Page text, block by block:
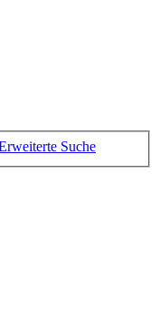
Suche